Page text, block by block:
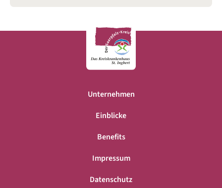
Unternehmen
Einblicke
Benefits
Impressum
Datenschutz